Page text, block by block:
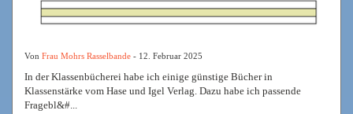
Von Frau Mohrs Rasselbande - 12. Februar 2025
In der Klassenbücherei habe ich einige günstige Bücher in
Klassenstärke vom Hase und Igel Verlag. Dazu habe ich passende
Fragebl&#...